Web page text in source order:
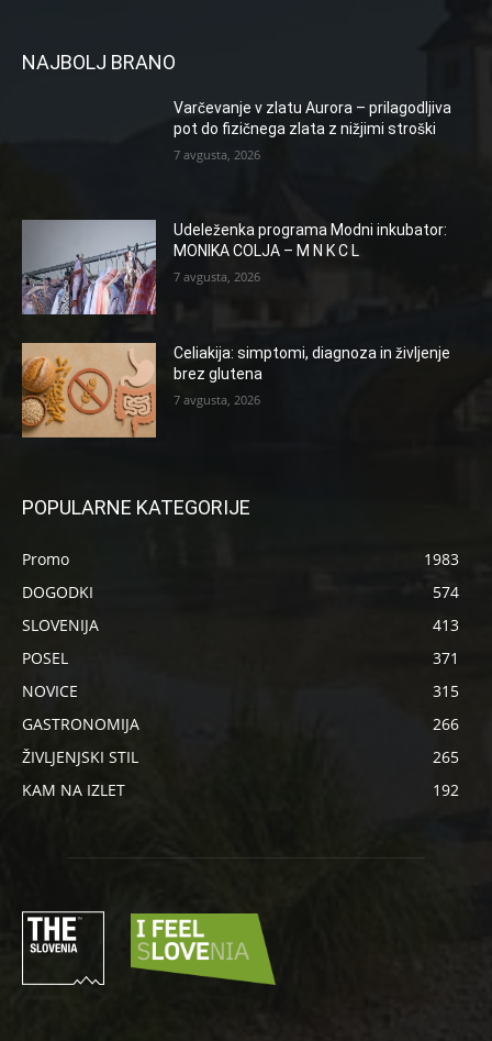
NAJBOLJ BRANO
Varčevanje v zlatu Aurora – prilagodljiva
pot do fizičnega zlata z nižjimi stroški
7 avgusta, 2026
Udeleženka programa Modni inkubator:
MONIKA COLJA – M N K C L
7 avgusta, 2026
Celiakija: simptomi, diagnoza in življenje
brez glutena
7 avgusta, 2026
POPULARNE KATEGORIJE
Promo
1983
DOGODKI
574
SLOVENIJA
413
POSEL
371
NOVICE
315
GASTRONOMIJA
266
ŽIVLJENJSKI STIL
265
KAM NA IZLET
192